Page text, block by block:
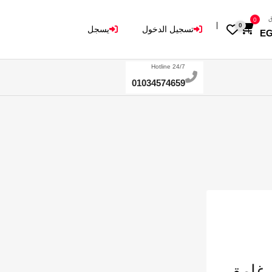
0
0
تسجيل الدخول يسجل
Hotline 24/7
01034574659